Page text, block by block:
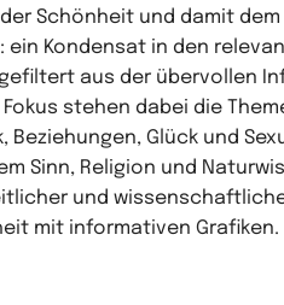
Schönheit und damit
ein Kondensat in den
aus der übervollen
Fokus stehen dabei die
Beziehungen, Glück und
Sinn, Religion und
und
mit informativen Grafiken.